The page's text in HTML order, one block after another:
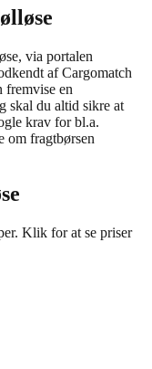
via portalen
af Cargomatch
fremvise en
skal du altid sikre at
krav for bl.a.
om fragtbørsen
Klik for at se priser